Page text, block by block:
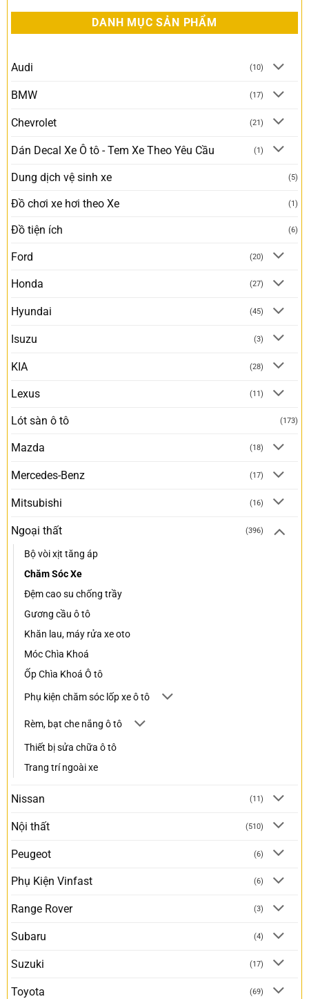
DANH MỤC SẢN PHẨM
Audi (10)
BMW (17)
Chevrolet (21)
Dán Decal Xe Ô tô - Tem Xe Theo Yêu Cầu (1)
Dung dịch vệ sinh xe (5)
Đồ chơi xe hơi theo Xe (1)
Đồ tiện ích (6)
Ford (20)
Honda (27)
Hyundai (45)
Isuzu (3)
KIA (28)
Lexus (11)
Lót sàn ô tô (173)
Mazda (18)
Mercedes-Benz (17)
Mitsubishi (16)
Ngoại thất (396)
Bộ vòi xịt tăng áp
Chăm Sóc Xe
Đệm cao su chống trầy
Gương cầu ô tô
Khăn lau, máy rửa xe oto
Móc Chìa Khoá
Ốp Chìa Khoá Ô tô
Phụ kiện chăm sóc lốp xe ô tô
Rèm, bạt che nắng ô tô
Thiết bị sửa chữa ô tô
Trang trí ngoài xe
Nissan (11)
Nội thất (510)
Peugeot (6)
Phụ Kiện Vinfast (6)
Range Rover (3)
Subaru (4)
Suzuki (17)
Toyota (69)